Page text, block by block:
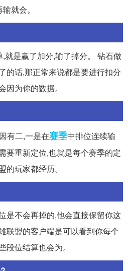
就会。
就是赢了加分,输了掉分。 钻石做
的话,那正常来说都是要进行扣分
因为你的数据。
有二,一是在赛季中排位连续输
要重新定位,也就是每个赛季的定
玩家都经历。
是不会再掉的,他会直接保留你这
联盟的客户端是可以看到你每个
位结算也会为。